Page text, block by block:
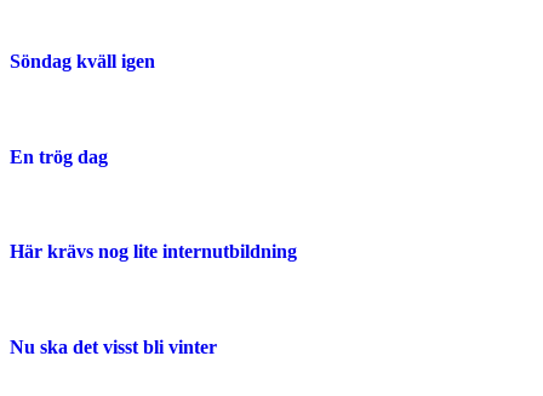
Söndag kväll igen
En trög dag
Här krävs nog lite internutbildning
Nu ska det visst bli vinter